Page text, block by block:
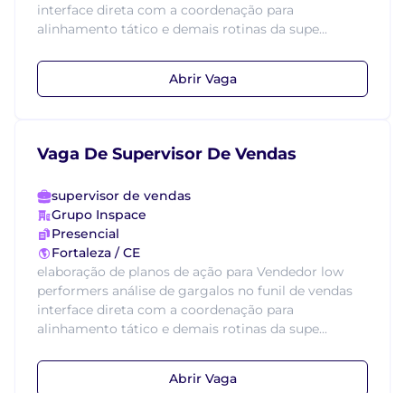
interface direta com a coordenação para
alinhamento tático e demais rotinas da supe...
Abrir Vaga
Vaga De Supervisor De Vendas
supervisor de vendas
Grupo Inspace
Presencial
Fortaleza / CE
elaboração de planos de ação para Vendedor low
performers análise de gargalos no funil de vendas
interface direta com a coordenação para
alinhamento tático e demais rotinas da supe...
Abrir Vaga